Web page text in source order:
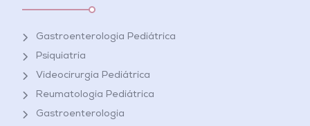
Gastroenterologia Pediátrica
Psiquiatria
Videocirurgia Pediátrica
Reumatologia Pediátrica
Gastroenterologia